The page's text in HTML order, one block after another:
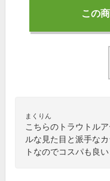
この
まくりん
こちらのトラウトル
ルな見た目と派手な
トなのでコスパも良い